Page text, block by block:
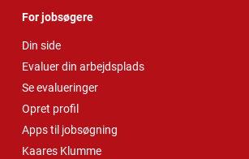
For jobsøgere
Din side
Evaluer din arbejdsplads
Se evalueringer
Opret profil
Apps til jobsøgning
Kaares Klumme